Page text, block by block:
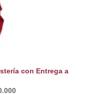
con Entrega a
El